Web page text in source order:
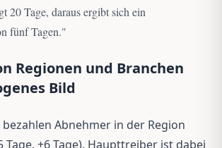
20 Tage, daraus ergibt sich ein
fünf Tagen."
Regionen und Branchen
Bild
Abnehmer in der Region
Tage, +6 Tage). Haupttreiber ist dabei